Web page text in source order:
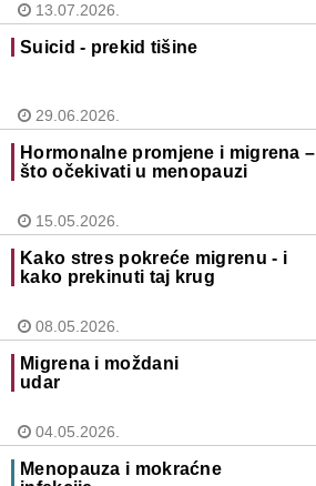
13.07.2026.
Suicid - prekid tišine
29.06.2026.
Hormonalne promjene i migrena –
što očekivati u menopauzi
15.05.2026.
Kako stres pokreće migrenu - i
kako prekinuti taj krug
08.05.2026.
Migrena i moždani
udar
04.05.2026.
Menopauza i mokraćne